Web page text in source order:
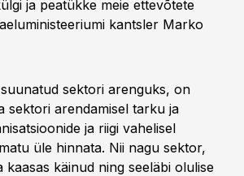
ja peatükke meie ettevõtete
kantsler Marko
sektori arenguks, on
sektori arendamisel tarku ja
ja riigi vahelisel
üle hinnata. Nii nagu sektor,
käinud ning seeläbi olulise